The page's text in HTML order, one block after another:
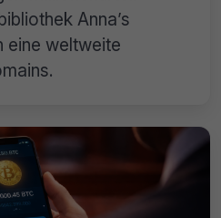
Anna’s
eine weltweite